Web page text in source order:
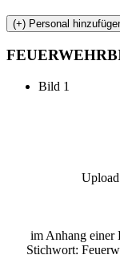
FEUERWEHR
Bild 1
im Anhang einer
Stichwort: